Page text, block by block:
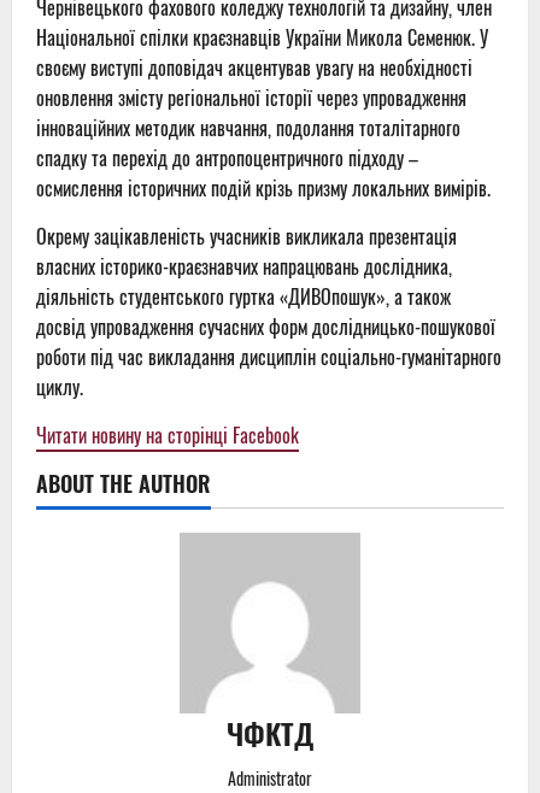
Чернівецького фахового коледжу технологій та дизайну, член
Національної спілки краєзнавців України Микола Семенюк. У
своєму виступі доповідач акцентував увагу на необхідності
оновлення змісту регіональної історії через упровадження
інноваційних методик навчання, подолання тоталітарного
спадку та перехід до антропоцентричного підходу –
осмислення історичних подій крізь призму локальних вимірів.
Окрему зацікавленість учасників викликала презентація
власних історико-краєзнавчих напрацювань дослідника,
діяльність студентського гуртка«ДИВОпошук», а також
досвід упровадження сучасних форм дослідницько-пошукової
роботи під час викладання дисциплін соціально-гуманітарного
циклу.
Читати новину на сторінці Facebook
ABOUT THE AUTHOR
ЧФКТД
Administrator